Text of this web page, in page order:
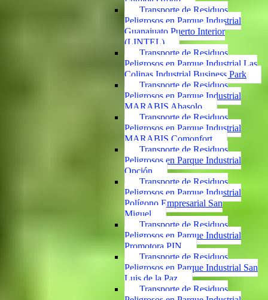
Transporte de Residuos
Peligrosos en Parque Industrial
Guanajuato Puerto Interior
(LINTEL)
Transporte de Residuos
Peligrosos en Parque Industrial Las
Colinas Industrial Business Park
Transporte de Residuos
Peligrosos en Parque Industrial
MARABIS Abasolo
Transporte de Residuos
Peligrosos en Parque Industrial
MARABIS Comonfort
Transporte de Residuos
Peligrosos en Parque Industrial
Opción
Transporte de Residuos
Peligrosos en Parque Industrial
Polígono Empresarial San
Miguel
Transporte de Residuos
Peligrosos en Parque Industrial
Promotora PIN
Transporte de Residuos
Peligrosos en Parque Industrial San
Luis de la Paz
Transporte de Residuos